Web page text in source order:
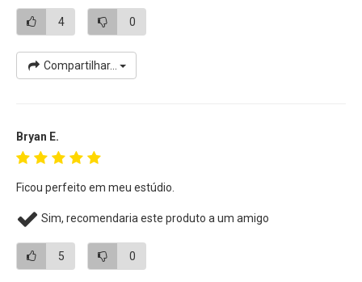
4 0
Compartilhar...
Bryan E.
Ficou perfeito em meu estúdio.
Sim, recomendaria este produto a um amigo
5 0